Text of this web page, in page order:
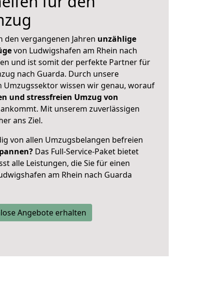
vergangenen Jahren unzählige
von Ludwigshafen am Rhein nach
und ist somit der perfekte Partner für
nach Guarda. Durch unsere
Umzugssektor wissen wir genau, worauf
und stressfreien Umzug von
ankommt. Mit unserem zuverlässigen
ans Ziel.
von allen Umzugsbelangen befreien
Das Full-Service-Paket bietet
alle Leistungen, die Sie für einen
am Rhein nach Guarda
Angebote erhalten